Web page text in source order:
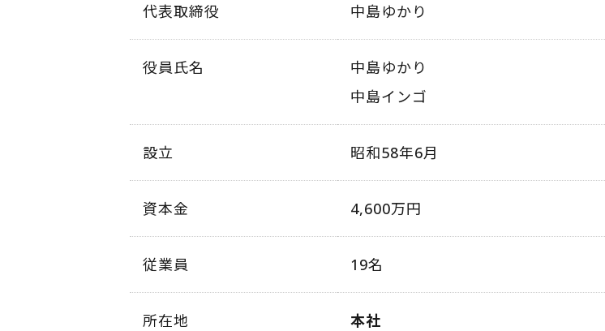
代表取締役 中島ゆかり
役員氏名
中島ゆかり
中島インゴ
設立 昭和58年6月
資本金 4,600万円
従業員 19名
所在地
本社